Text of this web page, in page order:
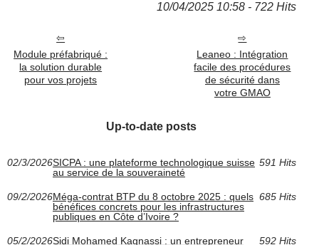
10/04/2025 10:58 - 722 Hits
Module préfabriqué :
la solution durable
pour vos projets
Leaneo : Intégration
facile des procédures
de sécurité dans
votre GMAO
Up-to-date posts
02/3/2026SICPA : une plateforme technologique suisse
au service de la souveraineté
591 Hits
09/2/2026Méga-contrat BTP du 8 octobre 2025 : quels
bénéfices concrets pour les infrastructures
publiques en Côte d’Ivoire ?
685 Hits
05/2/2026Sidi Mohamed Kagnassi : un entrepreneur
592 Hits